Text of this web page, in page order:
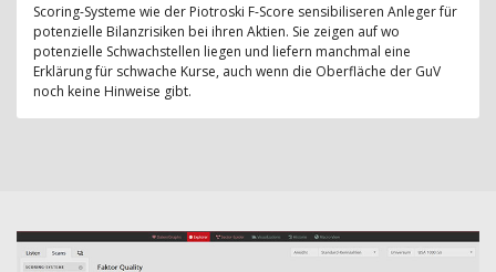
Scoring-Systeme wie der Piotroski F-Score sensibiliseren Anleger für
potenzielle Bilanzrisiken bei ihren Aktien. Sie zeigen auf wo
potenzielle Schwachstellen liegen und liefern manchmal eine
Erklärung für schwache Kurse, auch wenn die Oberfläche der GuV
noch keine Hinweise gibt.